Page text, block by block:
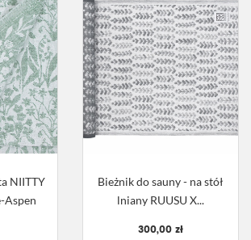
NIITTY
Aspen
Bieżnik do sauny - na stół
lniany RUUSU X...
300,00 zł